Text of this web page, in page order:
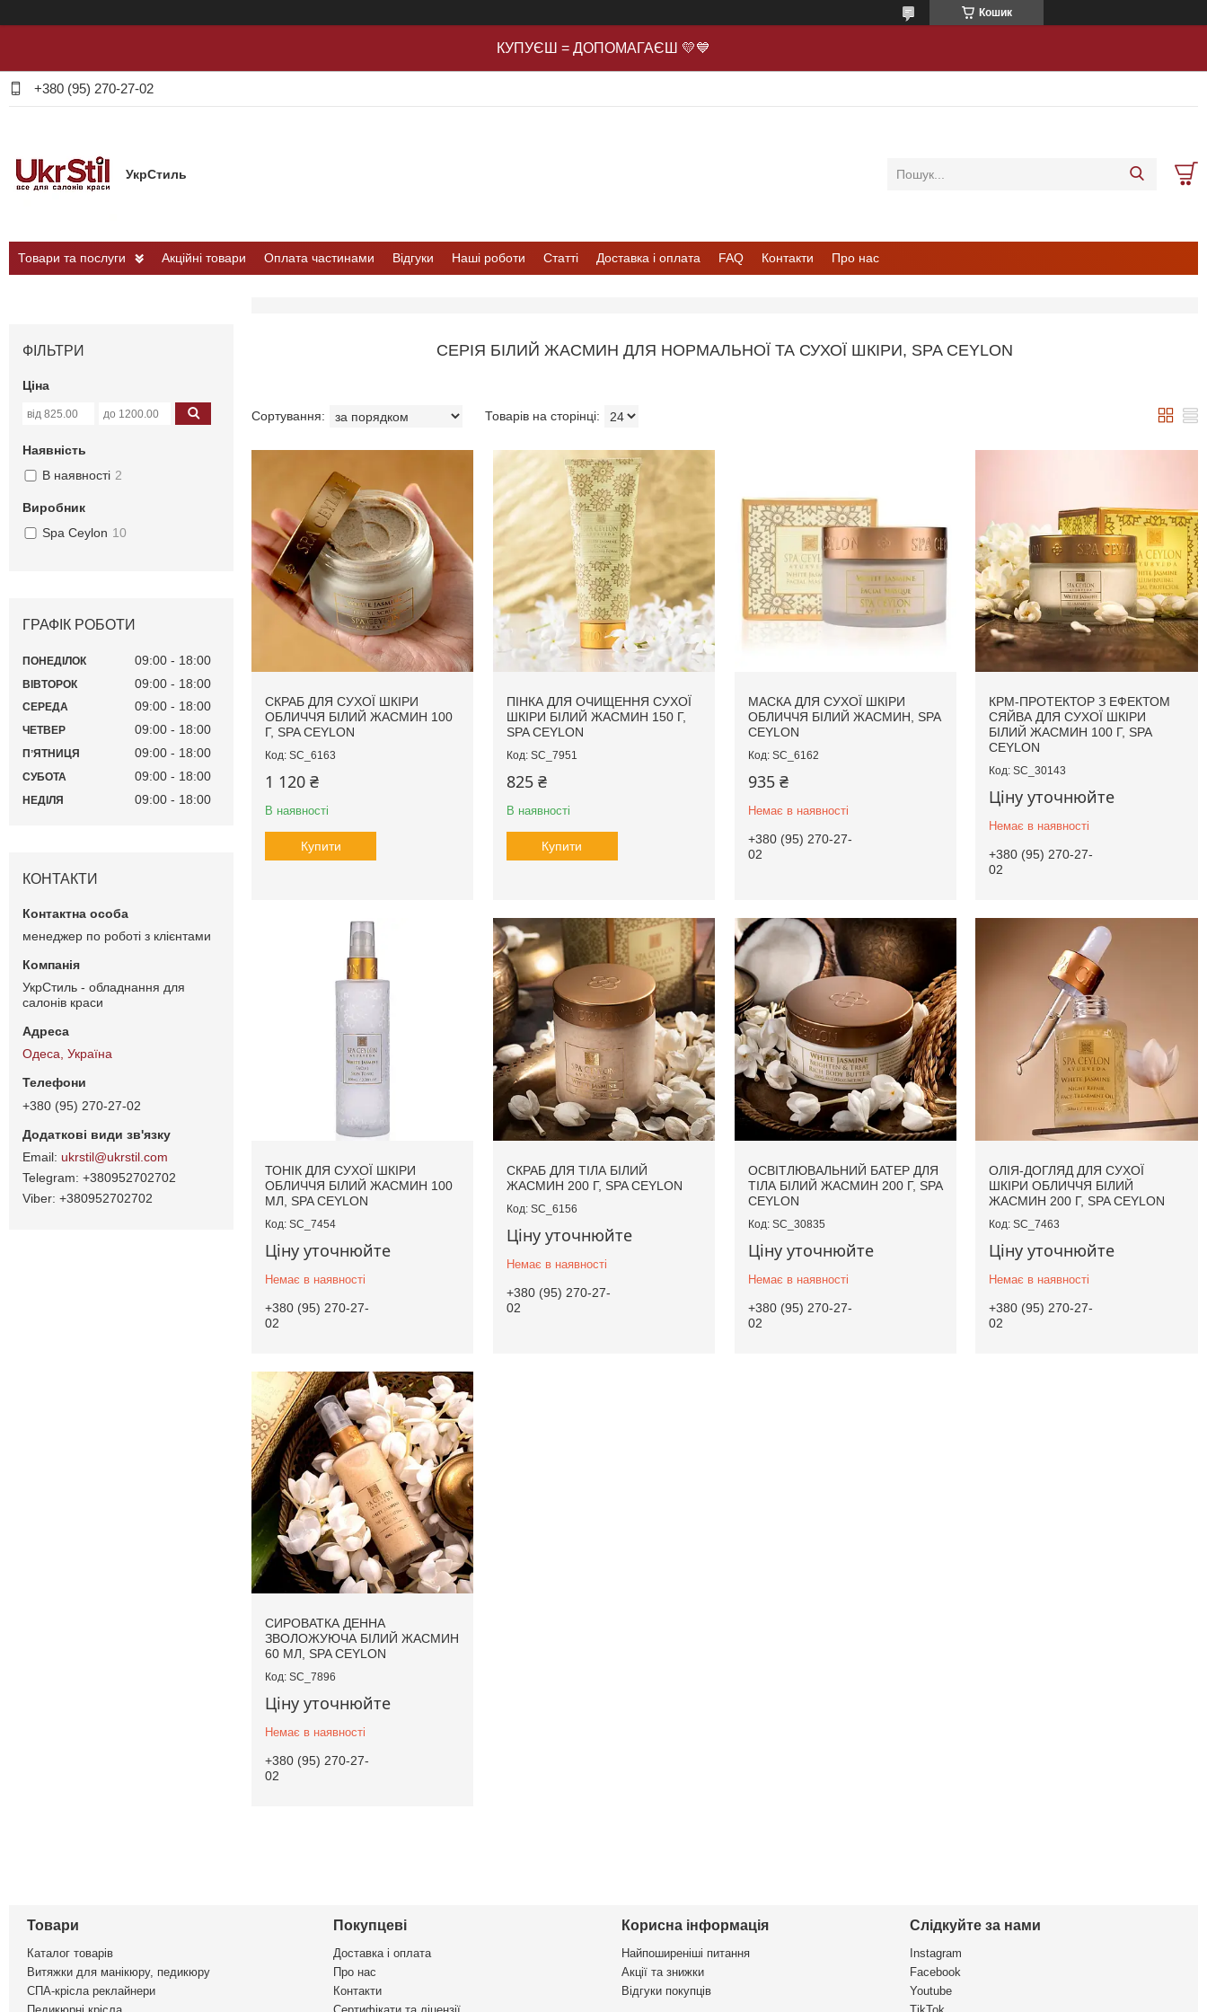
Кошик
КУПУЄШ = ДОПОМАГАЄШ 💛💙
+380 (95) 270-27-02
УкрСтиль
Товари та послуги Акційні товари Оплата частинами Відгуки Наші роботи Статті Доставка і оплата FAQ Контакти Про нас
СЕРІЯ БІЛИЙ ЖАСМИН ДЛЯ НОРМАЛЬНОЇ ТА СУХОЇ ШКІРИ, SPA CEYLON
СКРАБ ДЛЯ СУХОЇ ШКІРИ
ОБЛИЧЧЯ БІЛИЙ ЖАСМИН 100
Г, SPA CEYLON
SC_6163
1 120 ₴
В наявності
Купити
ПІНКА ДЛЯ ОЧИЩЕННЯ СУХОЇ
ШКІРИ БІЛИЙ ЖАСМИН 150 Г,
SPA CEYLON
SC_7951
825 ₴
В наявності
Купити
МАСКА ДЛЯ СУХОЇ ШКІРИ
ОБЛИЧЧЯ БІЛИЙ ЖАСМИН, SPA
CEYLON
SC_6162
935 ₴
Немає в наявності
+380 (95) 270-27-
02
КРМ-ПРОТЕКТОР З ЕФЕКТОМ
СЯЙВА ДЛЯ СУХОЇ ШКІРИ
БІЛИЙ ЖАСМИН 100 Г, SPA
CEYLON
SC_30143
Ціну уточнюйте
Немає в наявності
+380 (95) 270-27-
02
ТОНІК ДЛЯ СУХОЇ ШКІРИ
ОБЛИЧЧЯ БІЛИЙ ЖАСМИН 100
МЛ, SPA CEYLON
SC_7454
Ціну уточнюйте
Немає в наявності
+380 (95) 270-27-
02
СКРАБ ДЛЯ ТІЛА БІЛИЙ
ЖАСМИН 200 Г, SPA CEYLON
SC_6156
Ціну уточнюйте
Немає в наявності
+380 (95) 270-27-
02
ОСВІТЛЮВАЛЬНИЙ БАТЕР ДЛЯ
ТІЛА БІЛИЙ ЖАСМИН 200 Г, SPA
CEYLON
SC_30835
Ціну уточнюйте
Немає в наявності
+380 (95) 270-27-
02
ОЛІЯ-ДОГЛЯД ДЛЯ СУХОЇ
ШКІРИ ОБЛИЧЧЯ БІЛИЙ
ЖАСМИН 200 Г, SPA CEYLON
SC_7463
Ціну уточнюйте
Немає в наявності
+380 (95) 270-27-
02
СИРОВАТКА ДЕННА
ЗВОЛОЖУЮЧА БІЛИЙ ЖАСМИН
60 МЛ, SPA CEYLON
SC_7896
Ціну уточнюйте
Немає в наявності
+380 (95) 270-27-
02
ФІЛЬТРИ
Ціна
Наявність
В наявності 2
Виробник
Spa Ceylon 10
ГРАФІК РОБОТИ
ПОНЕДІЛОК 09:00 18:00
ВІВТОРОК 09:00 18:00
СЕРЕДА 09:00 18:00
ЧЕТВЕР 09:00 18:00
ПʼЯТНИЦЯ 09:00 18:00
СУБОТА 09:00 18:00
НЕДІЛЯ 09:00 18:00
КОНТАКТИ
менеджер по роботі з клієнтами
УкрСтиль - обладнання для
салонів краси
Одеса, Україна
+380 (95) 270-27-02
ukrstil@ukrstil.com
+380952702702
+380952702702
Товари
Каталог товарів
Витяжки для манікюру, педикюру
СПА-крісла реклайнери
Покупцеві
Доставка і оплата
Про нас
Контакти
Корисна інформація
Найпоширеніші питання
Акції та знижки
Відгуки покупців
Слідкуйте за нами
Instagram
Facebook
Youtube